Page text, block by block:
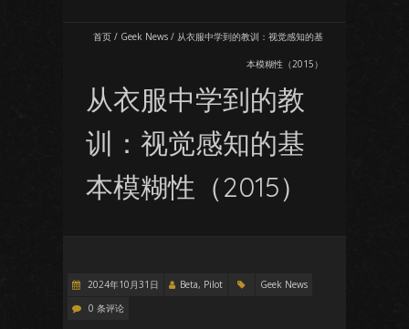
首页 / Geek News / 从衣服中学到的教训：视觉感知的基
本模糊性（2015）
从衣服中学到的教
训：视觉感知的基
本模糊性（2015）
2024年10月31日 Beta, Pilot
Geek News
0 条评论